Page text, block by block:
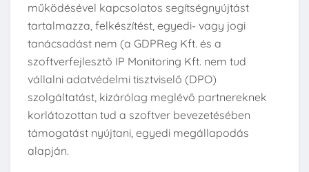
működésével kapcsolatos segítségnyújtást
tartalmazza, felkészítést, egyedi- vagy jogi
tanácsadást nem (a GDPReg Kft. és a
szoftverfejlesztő IP Monitoring Kft. nem tud
vállalni adatvédelmi tisztviselő (DPO)
szolgáltatást, kizárólag meglévő partnereknek
korlátozottan tud a szoftver bevezetésében
támogatást nyújtani, egyedi megállapodás
alapján.